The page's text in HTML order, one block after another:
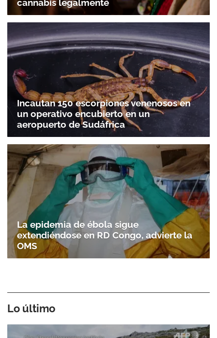
cannabis legalmente
Incautan 150 escorpiones venenosos en
un operativo encubierto en un
aeropuerto de Sudáfrica
La epidemia de ébola sigue
extendiéndose en RD Congo, advierte la
OMS
Lo último